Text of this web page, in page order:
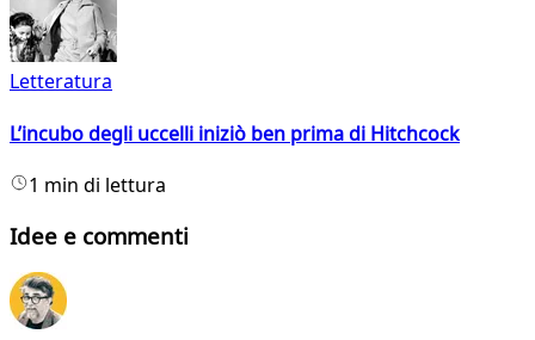
Letteratura
L’incubo degli uccelli iniziò ben prima di Hitchcock
1 min di lettura
Idee e commenti